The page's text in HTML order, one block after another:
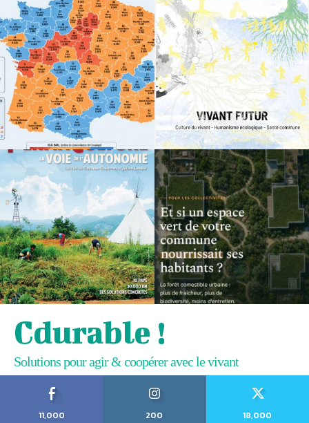
Cdurable !
Solutions pour agir & coopérer avec le vivant
11,000
200
18,000